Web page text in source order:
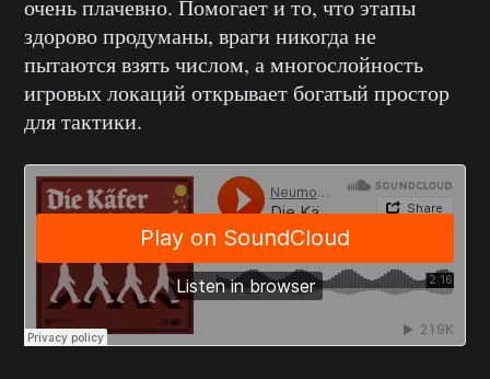
очень плачевно. Помогает и то, что этапы
здорово продуманы, враги никогда не
пытаются взять числом, а многослойность
игровых локаций открывает богатый простор
для тактики.